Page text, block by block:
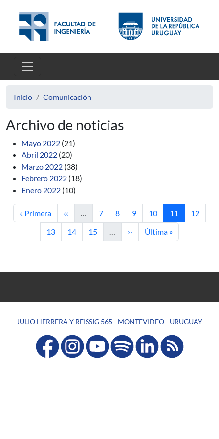
Inicio Comunicación
Archivo de noticias
Mayo 2022 (21)
Abril 2022 (20)
Marzo 2022 (38)
Febrero 2022 (18)
Enero 2022 (10)
Primera página
« Primera Página anterior
‹‹ … Página
7 Página
8 Página
9 Página
10 Página actual
11 Página
12
Página
13 Página
14 Página
15 … Siguiente página
›› Última página
Última »
JULIO HERRERA Y REISSIG 565 - MONTEVIDEO - URUGUAY